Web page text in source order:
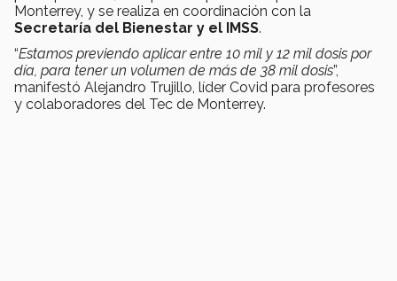
Monterrey, y se realiza en coordinación con la
Secretaría del Bienestar y el IMSS.
“Estamos previendo aplicar entre 10 mil y 12 mil dosis por
día, para tener un volumen de más de 38 mil dosis”,
manifestó Alejandro Trujillo, líder Covid para profesores
y colaboradores del Tec de Monterrey.